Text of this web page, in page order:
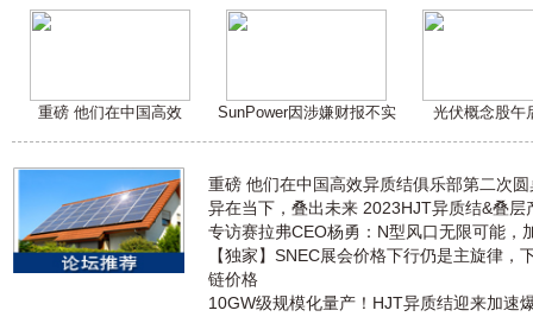
重磅 他们在中国高效 SunPower因涉嫌财报不实 光伏概念股午
重磅 他们在中国高效异质结俱乐部第二次
异在当下，叠出未来 2023HJT异质结&叠层
专访赛拉弗CEO杨勇：N型风口无限可能，
【独家】SNEC展会价格下行仍是主旋律，
链价格
10GW级规模化量产！HJT异质结迎来加速